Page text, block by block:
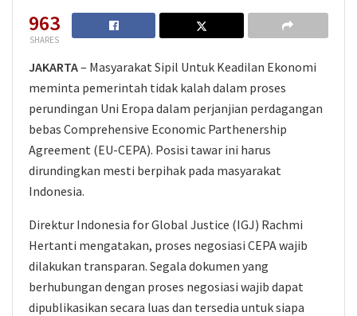
963
SHARES
JAKARTA– Masyarakat Sipil Untuk Keadilan Ekonomi
meminta pemerintah tidak kalah dalam proses
perundingan Uni Eropa dalam perjanjian perdagangan
bebas Comprehensive Economic Parthenership
Agreement (EU-CEPA). Posisi tawar ini harus
dirundingkan mesti berpihak pada masyarakat
Indonesia.
Direktur Indonesia for Global Justice (IGJ) Rachmi
Hertanti mengatakan, proses negosiasi CEPA wajib
dilakukan transparan. Segala dokumen yang
berhubungan dengan proses negosiasi wajib dapat
dipublikasikan secara luas dan tersedia untuk siapa